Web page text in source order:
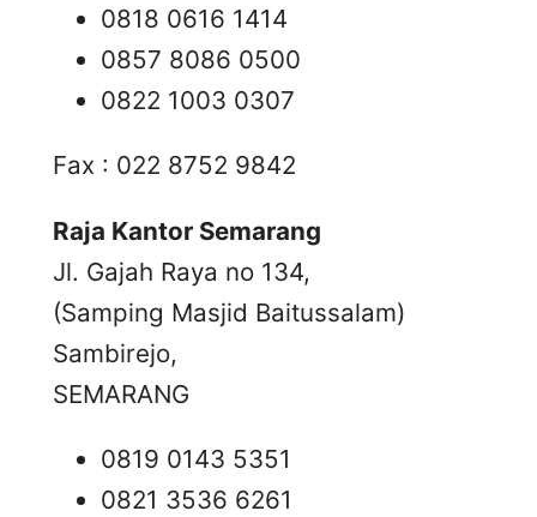
0818 0616 1414
0857 8086 0500
0822 1003 0307
Fax : 022 8752 9842
Raja Kantor Semarang
Jl. Gajah Raya no 134,
(Samping Masjid Baitussalam)
Sambirejo,
SEMARANG
0819 0143 5351
0821 3536 6261